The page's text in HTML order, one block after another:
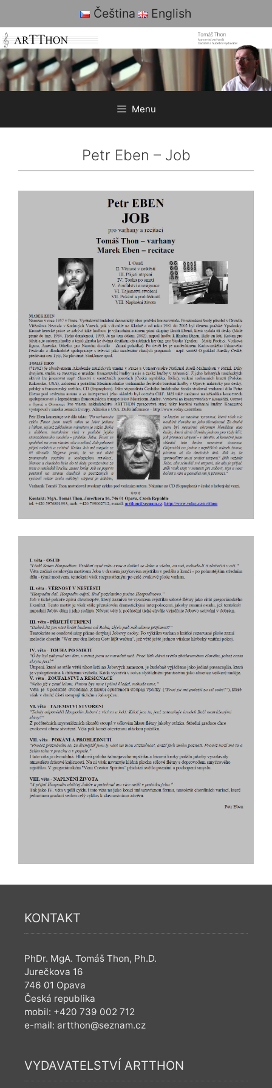
content
Čeština English
Menu
Petr Eben – Job
KONTAKT
PhDr. MgA. Tomáš Thon, Ph.D.
Jurečkova 16
746 01 Opava
Česká republika
mobil: +420 739 002 712
e-mail: artthon@seznam.cz
VYDAVATELSTVÍ ARTTHON